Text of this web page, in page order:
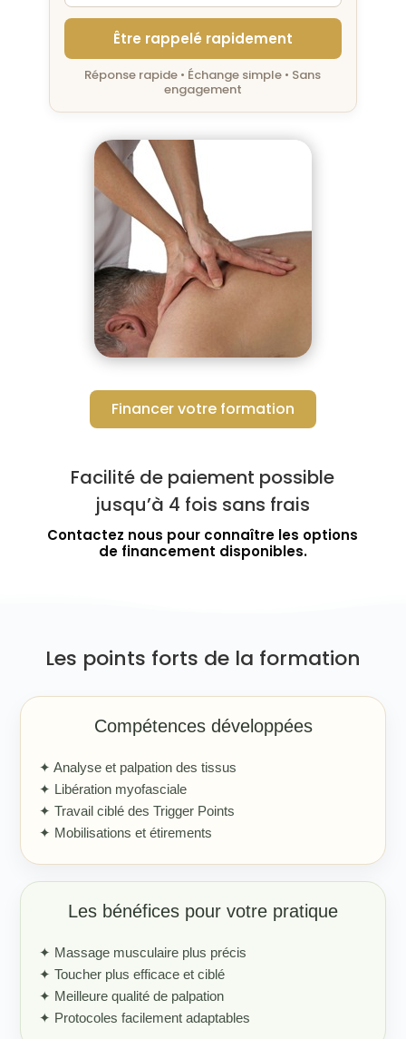
Être rappelé rapidement
Réponse rapide • Échange simple • Sans
engagement
Financer votre formation
Facilité de paiement possible
jusqu’à 4 fois sans frais
Contactez nous pour connaître les options
de financement disponibles.
Les points forts de la formation
Compétences développées
✦ Analyse et palpation des tissus
✦ Libération myofasciale
✦ Travail ciblé des Trigger Points
✦ Mobilisations et étirements
Les bénéfices pour votre pratique
✦ Massage musculaire plus précis
✦ Toucher plus efficace et ciblé
✦ Meilleure qualité de palpation
✦ Protocoles facilement adaptables